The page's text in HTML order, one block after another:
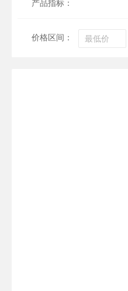
产品指标：
价格区间：